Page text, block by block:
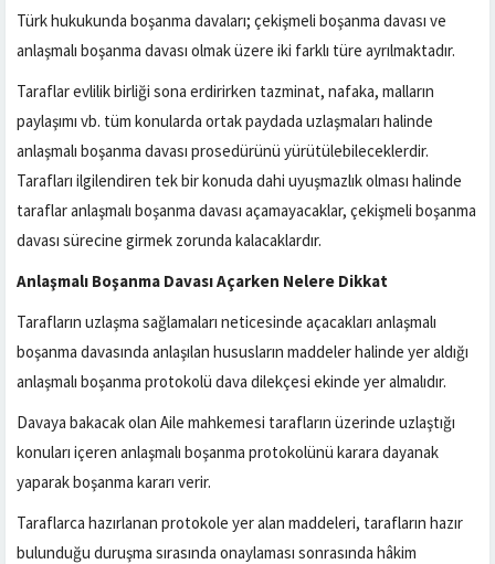
Türk hukukunda boşanma davaları; çekişmeli boşanma davası ve
anlaşmalı boşanma davası olmak üzere iki farklı türe ayrılmaktadır.
Taraflar evlilik birliği sona erdirirken tazminat, nafaka, malların
paylaşımı vb. tüm konularda ortak paydada uzlaşmaları halinde
anlaşmalı boşanma davası prosedürünü yürütülebileceklerdir.
Tarafları ilgilendiren tek bir konuda dahi uyuşmazlık olması halinde
taraflar anlaşmalı boşanma davası açamayacaklar, çekişmeli boşanma
davası sürecine girmek zorunda kalacaklardır.
Anlaşmalı Boşanma Davası Açarken Nelere Dikkat
Tarafların uzlaşma sağlamaları neticesinde açacakları anlaşmalı
boşanma davasında anlaşılan hususların maddeler halinde yer aldığı
anlaşmalı boşanma protokolü dava dilekçesi ekinde yer almalıdır.
Davaya bakacak olan Aile mahkemesi tarafların üzerinde uzlaştığı
konuları içeren anlaşmalı boşanma protokolünü karara dayanak
yaparak boşanma kararı verir.
Taraflarca hazırlanan protokole yer alan maddeleri, tarafların hazır
bulunduğu duruşma sırasında onaylaması sonrasında hâkim